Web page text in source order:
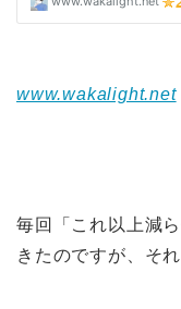
www.wakalight.net
毎回「これ以上減
きたのですが、そ